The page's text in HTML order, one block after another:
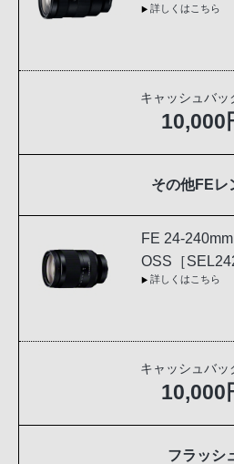
詳しくはこちら
キャッシュバッ
10,000
その他FEレ
FE 24-
OSS［
詳しくはこちら
キャッシュバッ
10,000
フラッシ